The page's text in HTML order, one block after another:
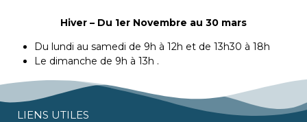
Hiver – Du 1er Novembre au 30 mars
Du lundi au samedi de 9h à 12h et de 13h30 à 18h
Le dimanche de 9h à 13h .
LIENS UTILES